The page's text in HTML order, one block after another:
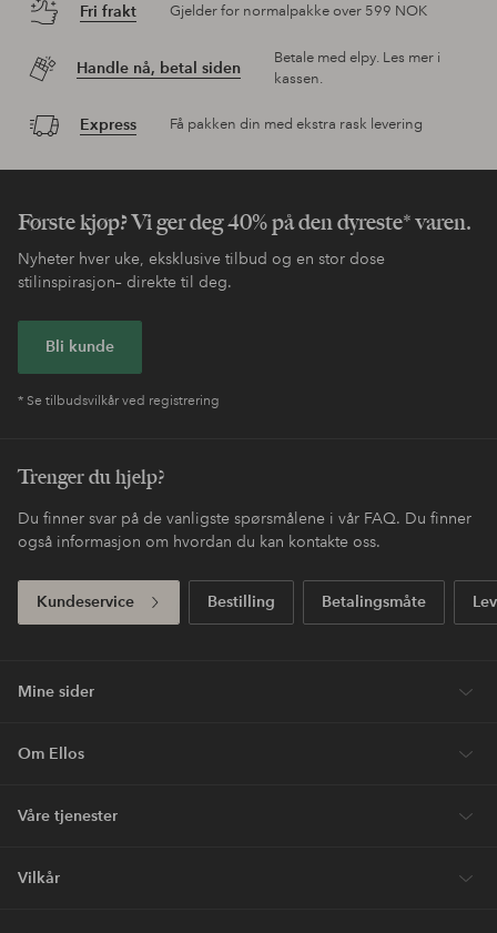
Fri frakt Gjelder for normalpakke over 599 NOK
Handle nå, betal siden
Betale med elpy. Les mer i
kassen.
Express Få pakken din med ekstra rask levering
Første kjøp? Vi ger deg 40% på den dyreste* varen.
Nyheter hver uke, eksklusive tilbud og en stor dose
stilinspirasjon– direkte til deg.
Bli kunde
* Se tilbudsvilkår ved registrering
Trenger du hjelp?
Du finner svar på de vanligste spørsmålene i vår FAQ. Du finner
også informasjon om hvordan du kan kontakte oss.
Kundeservice Bestilling Betalingsmåte
Mine sider
Om Ellos
Våre tjenester
Vilkår